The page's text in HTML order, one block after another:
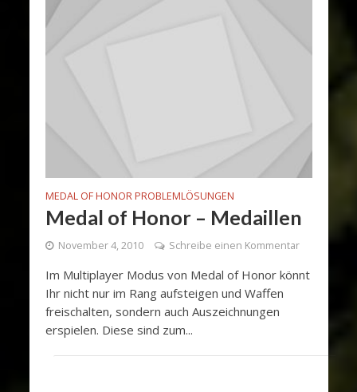
MEDAL OF HONOR PROBLEMLÖSUNGEN
Medal of Honor – Medaillen
November 4, 2010 Schreibe einen Kommentar
Im Multiplayer Modus von Medal of Honor könnt
Ihr nicht nur im Rang aufsteigen und Waffen
freischalten, sondern auch Auszeichnungen
erspielen. Diese sind zum...